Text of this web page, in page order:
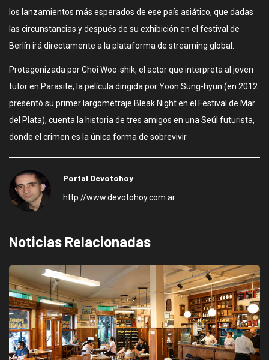
los lanzamientos más esperados de ese país asiático, que dadas
las circunstancias y después de su exhibición en el festival de
Berlín irá directamente a la plataforma de streaming global.
Protagonizada por Choi Woo-shik, el actor que interpreta al joven
tutor en Parasite, la película dirigida por Yoon Sung-hyun (en 2012
presentó su primer largometraje Bleak Night en el Festival de Mar
del Plata), cuenta la historia de tres amigos en una Seúl futurista,
donde el crimen es la única forma de sobrevivir.
Portal Devotohoy
http://www.devotohoy.com.ar
Noticias Relacionadas